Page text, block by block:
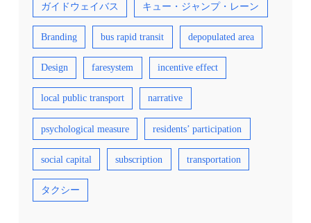
ガイドウェイバス キュー・ジャンプ・レーン
Branding bus rapid transit depopulated area
Design faresystem incentive effect
local public transport narrative
psychological measure residents’ participation
social capital subscription transportation
タクシー